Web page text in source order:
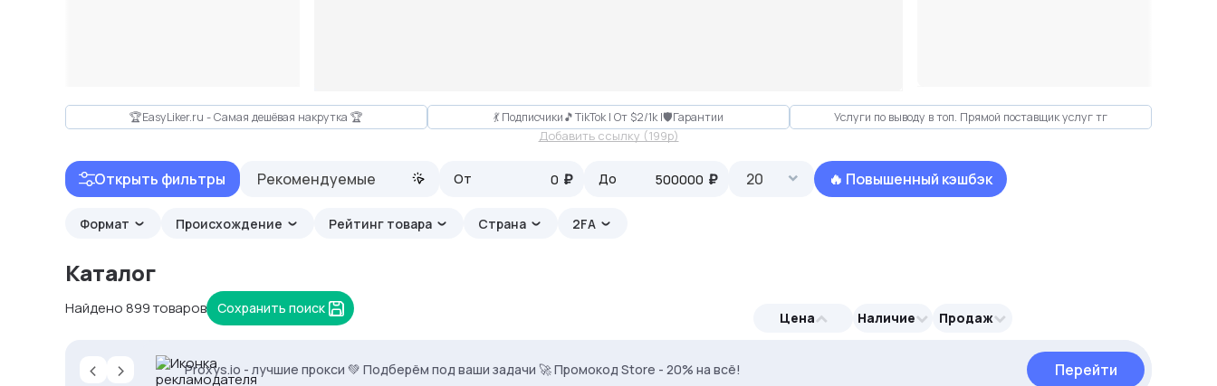
🏆EasyLiker.ru - Самая дешёвая накрутка 🏆 💃 Подписчики🎵TikTok | От $2/1k |🛡Гарантии Услуги по выводу в топ. Прямой поставщик услуг тг
Добавить ссылку (199p)
Открыть фильтры Рекомендуемые От ₽ До ₽ 20 🔥 Повышенный кэшбэк
Формат Происхождение Рейтинг товара Страна 2FA
Каталог
Найдено 899 товаров Сохранить поиск
Цена Наличие Продаж
‹ › Кешбек до 10% на прокси с NodeMaven. Используй DRK35 для скидки 35% Перейти
2328.io — прием крипто платежей Перейти
Proxys.io - лучшие прокси 💚 Подберём под ваши задачи 🚀 Промокод Store - 20% на всё! Перейти